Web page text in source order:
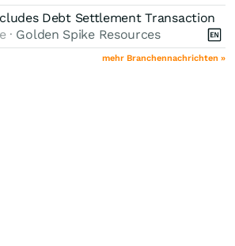
Debt Settlement Transaction
· Golden Spike Resources
mehr Branchennachrichten »